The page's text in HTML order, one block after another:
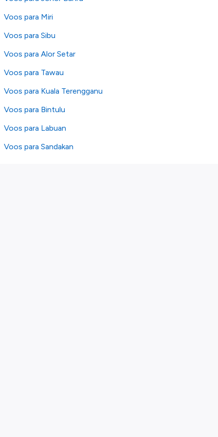
Voos para Miri
Voos para Sibu
Voos para Alor Setar
Voos para Tawau
Voos para Kuala Terengganu
Voos para Bintulu
Voos para Labuan
Voos para Sandakan